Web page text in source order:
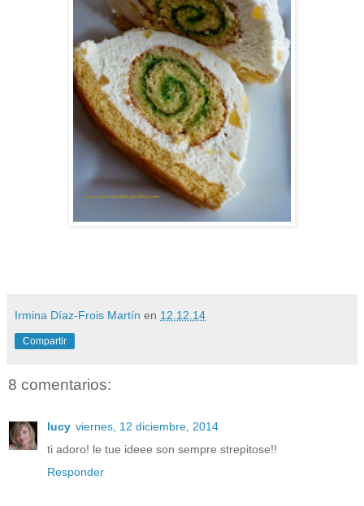
Irmina Díaz-Frois Martín en 12.12.14
Compartir
8 comentarios:
lucy viernes, 12 diciembre, 2014
ti adoro! le tue ideee son sempre strepitose!!
Responder